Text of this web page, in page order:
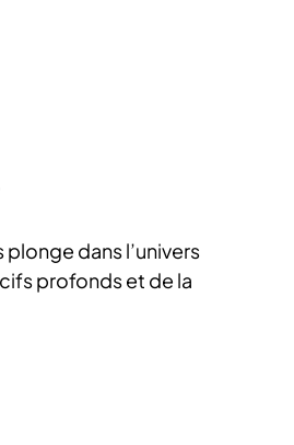
plonge dans l’univers
profonds et de la